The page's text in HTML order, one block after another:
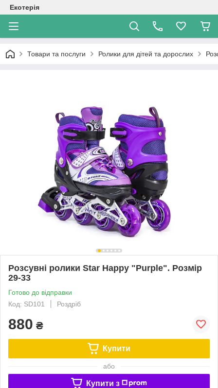
Екотерія
Товари та послуги Ролики для дітей та дорослих
Розсувні ролики Star Happy "Purple". Розмір
29-33
Готово до відправки
Код: SD101
Роздріб
880 ₴
Купити
або
Купити з